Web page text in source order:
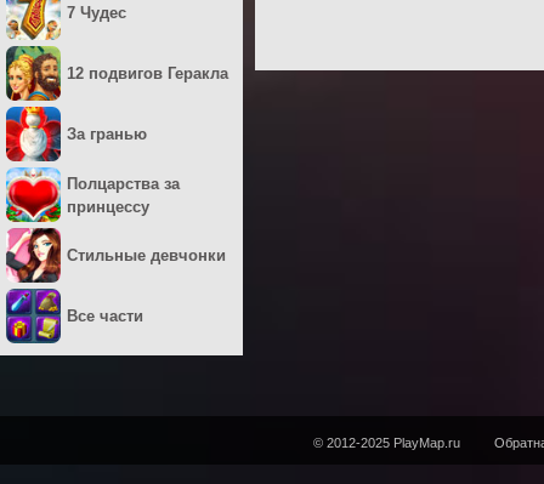
7 Чудес
12 подвигов Геракла
За гранью
Полцарства за
принцессу
Стильные девчонки
Все части
© 2012-2025 PlayMap.ru